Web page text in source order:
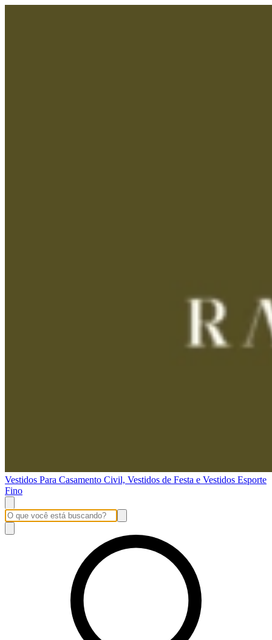
Vestidos Para Casamento Civil, Vestidos de Festa e Vestidos Esporte
Fino